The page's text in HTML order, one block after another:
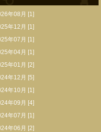
年08月 [1]
年12月 [1]
年07月 [1]
年04月 [1]
年01月 [2]
年12月 [5]
年10月 [1]
年09月 [4]
年07月 [1]
年06月 [2]